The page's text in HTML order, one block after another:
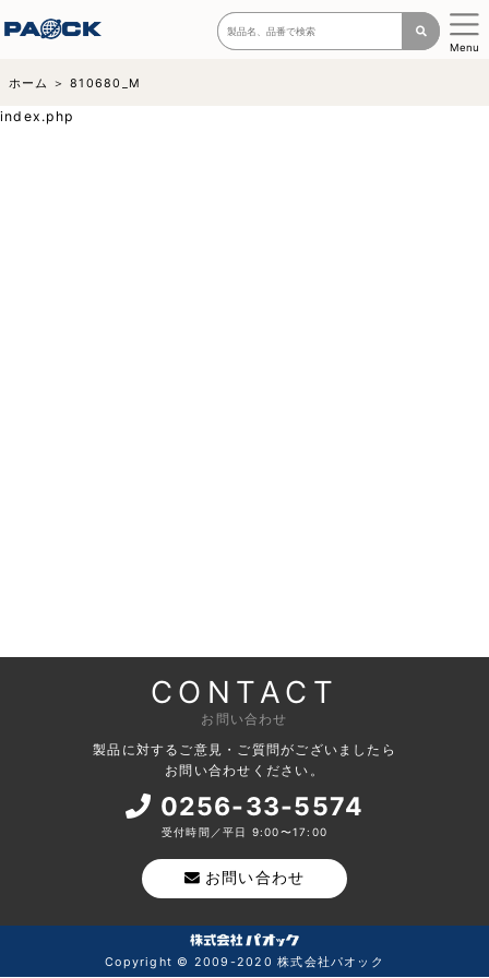
Menu
ホーム 810680_M
index.php
CONTACT
お問い合わせ
製品に対するご意見・ご質問がございましたら
お問い合わせください。
0256-33-5574
受付時間／平日 9:00〜17:00
お問い合わせ
Copyright © 2009-2020 株式会社パオック